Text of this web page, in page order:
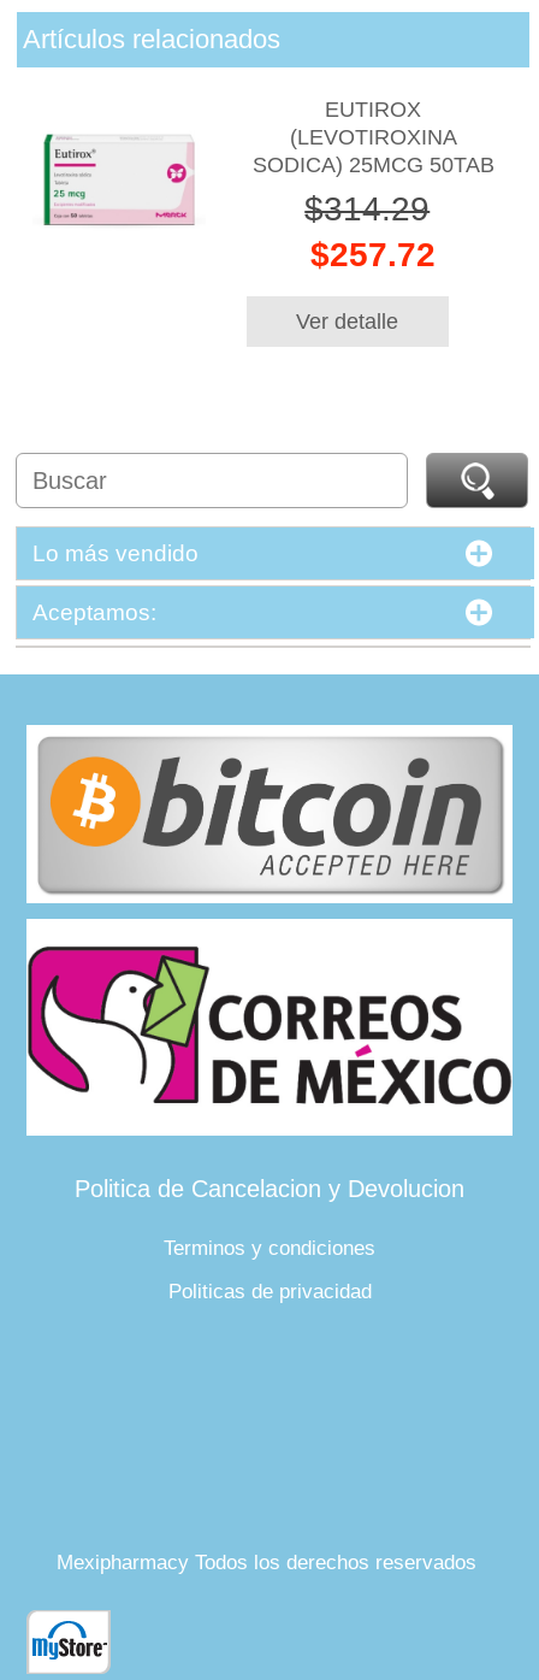
Artículos relacionados
EUTIROX
(LEVOTIROXINA
SODICA) 25MCG 50TAB
$314.29
$257.72
Ver detalle
Lo más vendido
Aceptamos:
Politica de Cancelacion y Devolucion
Terminos y condiciones
Politicas de privacidad
Mexipharmacy Todos los derechos reservados